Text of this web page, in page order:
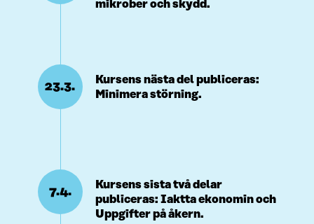
mikrober och skydd.
23.3.
Kursens nästa del publiceras:
Minimera störning.
7.4.
Kursens sista två delar
publiceras: Iaktta ekonomin och
Uppgifter på åkern.